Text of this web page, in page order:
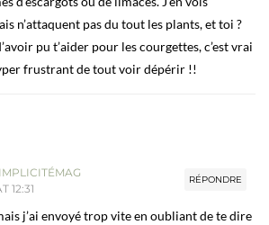
n’attaquent pas du tout les plants, et toi ?
pu t’aider pour les courgettes, c’est vrai
frustrant de tout voir dépérir !!
RÉPONDRE
12:31
j’ai envoyé trop vite en oubliant de te dire